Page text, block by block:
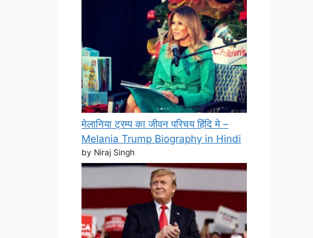
मेलानिया ट्रम्प का जीवन परिचय हिंदि मे –
Melania Trump Biography in Hindi
by Niraj Singh